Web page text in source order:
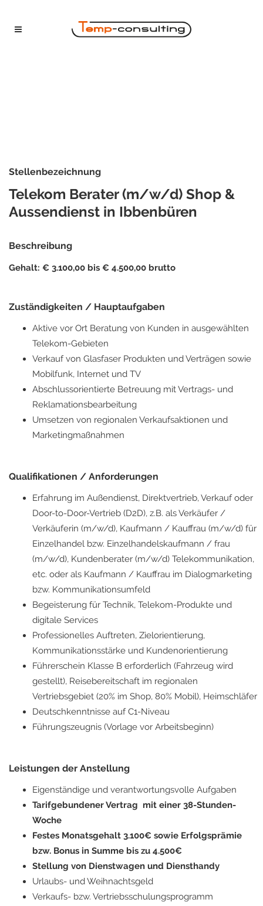
Stellenbezeichnung
Telekom Berater (m/w/d) Shop &
Aussendienst in Ibbenbüren
Beschreibung
Gehalt: € 3.100,00 bis € 4.500,00 brutto
Zuständigkeiten / Hauptaufgaben
Aktive vor Ort Beratung von Kunden in ausgewählten
Telekom-Gebieten
Verkauf von Glasfaser Produkten und Verträgen sowie
Mobilfunk, Internet und TV
Abschlussorientierte Betreuung mit Vertrags- und
Reklamationsbearbeitung
Umsetzen von regionalen Verkaufsaktionen und
Marketingmaßnahmen
Qualifikationen / Anforderungen
Erfahrung im Außendienst, Direktvertrieb, Verkauf oder
Door-to-Door-Vertrieb (D2D), z.B. als Verkäufer /
Verkäuferin (m/w/d), Kaufmann / Kauffrau (m/w/d) für
Einzelhandel bzw. Einzelhandelskaufmann / frau
(m/w/d), Kundenberater (m/w/d) Telekommunikation,
etc. oder als Kaufmann / Kauffrau im Dialogmarketing
bzw. Kommunikationsumfeld
Begeisterung für Technik, Telekom-Produkte und
digitale Services
Professionelles Auftreten, Zielorientierung,
Kommunikationsstärke und Kundenorientierung
Führerschein Klasse B erforderlich (Fahrzeug wird
gestellt), Reisebereitschaft im regionalen
Vertriebsgebiet (20% im Shop, 80% Mobil), Heimschläfer
Deutschkenntnisse auf C1-Niveau
Führungszeugnis (Vorlage vor Arbeitsbeginn)
Leistungen der Anstellung
Eigenständige und verantwortungsvolle Aufgaben
Tarifgebundener Vertrag mit einer 38-Stunden-
Woche
Festes Monatsgehalt 3.100€ sowie Erfolgsprämie
bzw. Bonus in Summe bis zu 4.500€
Stellung von Dienstwagen und Diensthandy
Urlaubs- und Weihnachtsgeld
Verkaufs- bzw. Vertriebsschulungsprogramm